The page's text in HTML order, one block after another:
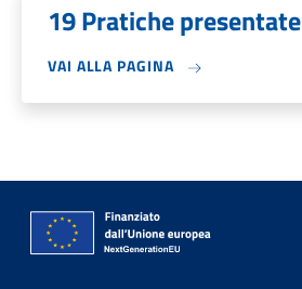
19 Pratiche presentate
VAI ALLA PAGINA